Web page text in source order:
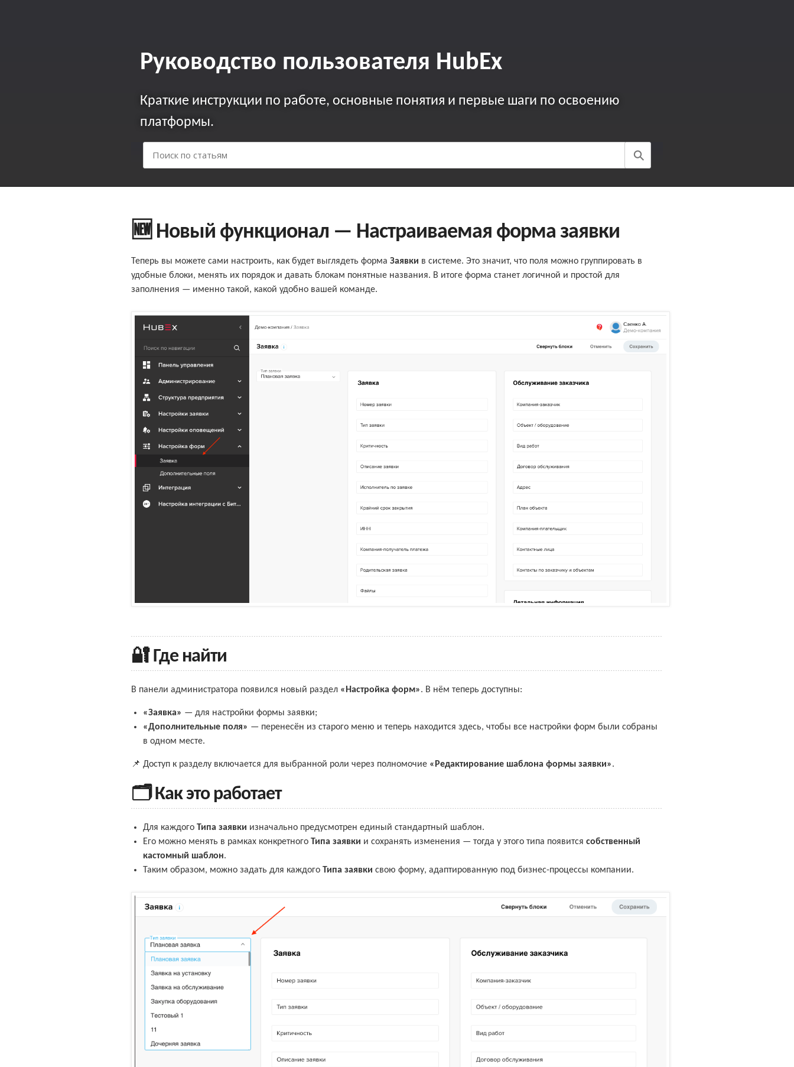
Руководство пользователя HubEx
Краткие инcтрукции по работе, основные понятия и первые шаги по освоению
платформы.
⚲
🆕 Новый функционал — Настраиваемая форма заявки
Теперь вы можете сами настроить, как будет выглядеть форма Заявки в системе. Это значит, что поля можно группировать в
удобные блоки, менять их порядок и давать блокам понятные названия. В итоге форма станет логичной и простой для
заполнения — именно такой, какой удобно вашей команде.
🔐 Где найти
В панели администратора появился новый раздел «Настройка форм». В нём теперь доступны:
«Заявка» — для настройки формы заявки;
«Дополнительные поля» — перенесён из старого меню и теперь находится здесь, чтобы все настройки форм были собраны
в одном месте.
📌 Доступ к разделу включается для выбранной роли через полномочие «Редактирование шаблона формы заявки».
🗂️ Как это работает
Для каждого Типа заявки изначально предусмотрен единый стандартный шаблон.
Его можно менять в рамках конкретного Типа заявки и сохранять изменения — тогда у этого типа появится собственный
кастомный шаблон.
Таким образом, можно задать для каждого Типа заявки свою форму, адаптированную под бизнес-процессы компании.